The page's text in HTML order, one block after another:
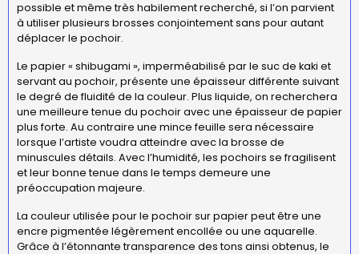
possible et même très habilement recherché, si l’on parvient
à utiliser plusieurs brosses conjointement sans pour autant
déplacer le pochoir.
Le papier « shibugami », imperméabilisé par le suc de kaki et
servant au pochoir, présente une épaisseur différente suivant
le degré de fluidité de la couleur. Plus liquide, on recherchera
une meilleure tenue du pochoir avec une épaisseur de papier
plus forte. Au contraire une mince feuille sera nécessaire
lorsque l’artiste voudra atteindre avec la brosse de
minuscules détails. Avec l’humidité, les pochoirs se fragilisent
et leur bonne tenue dans le temps demeure une
préoccupation majeure.
La couleur utilisée pour le pochoir sur papier peut être une
encre pigmentée légèrement encollée ou une aquarelle.
Grâce à l’étonnante transparence des tons ainsi obtenus, le